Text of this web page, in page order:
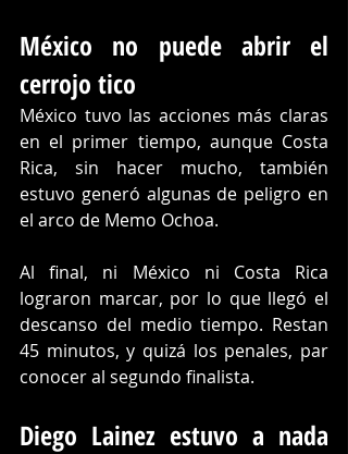
México no puede abrir el
cerrojo tico
México tuvo las acciones más claras
en el primer tiempo, aunque Costa
Rica, sin hacer mucho, también
estuvo generó algunas de peligro en
el arco de Memo Ochoa.
Al final, ni México ni Costa Rica
lograron marcar, por lo que llegó el
descanso del medio tiempo. Restan
45 minutos, y quizá los penales, par
conocer al segundo finalista.
Diego Lainez estuvo a nada